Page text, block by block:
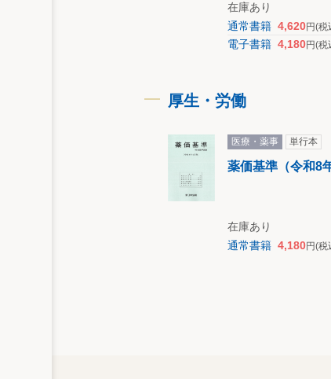
■第３章 労働時間・休憩・
第１ 労働時間
23 事業場外労働のみなし
25 1年単位の変形労働時
26 1か月単位の変形労働
27 裁量労働制
28 在宅勤務制
30 派遣社員に対する三六
31 管理監督者
在庫あり
通常書籍 4,620円(税
電子書籍 4,180円(税
厚生・労働
医療・薬事 単行本
薬価基準（令和8
在庫あり
通常書籍 4,180円(税